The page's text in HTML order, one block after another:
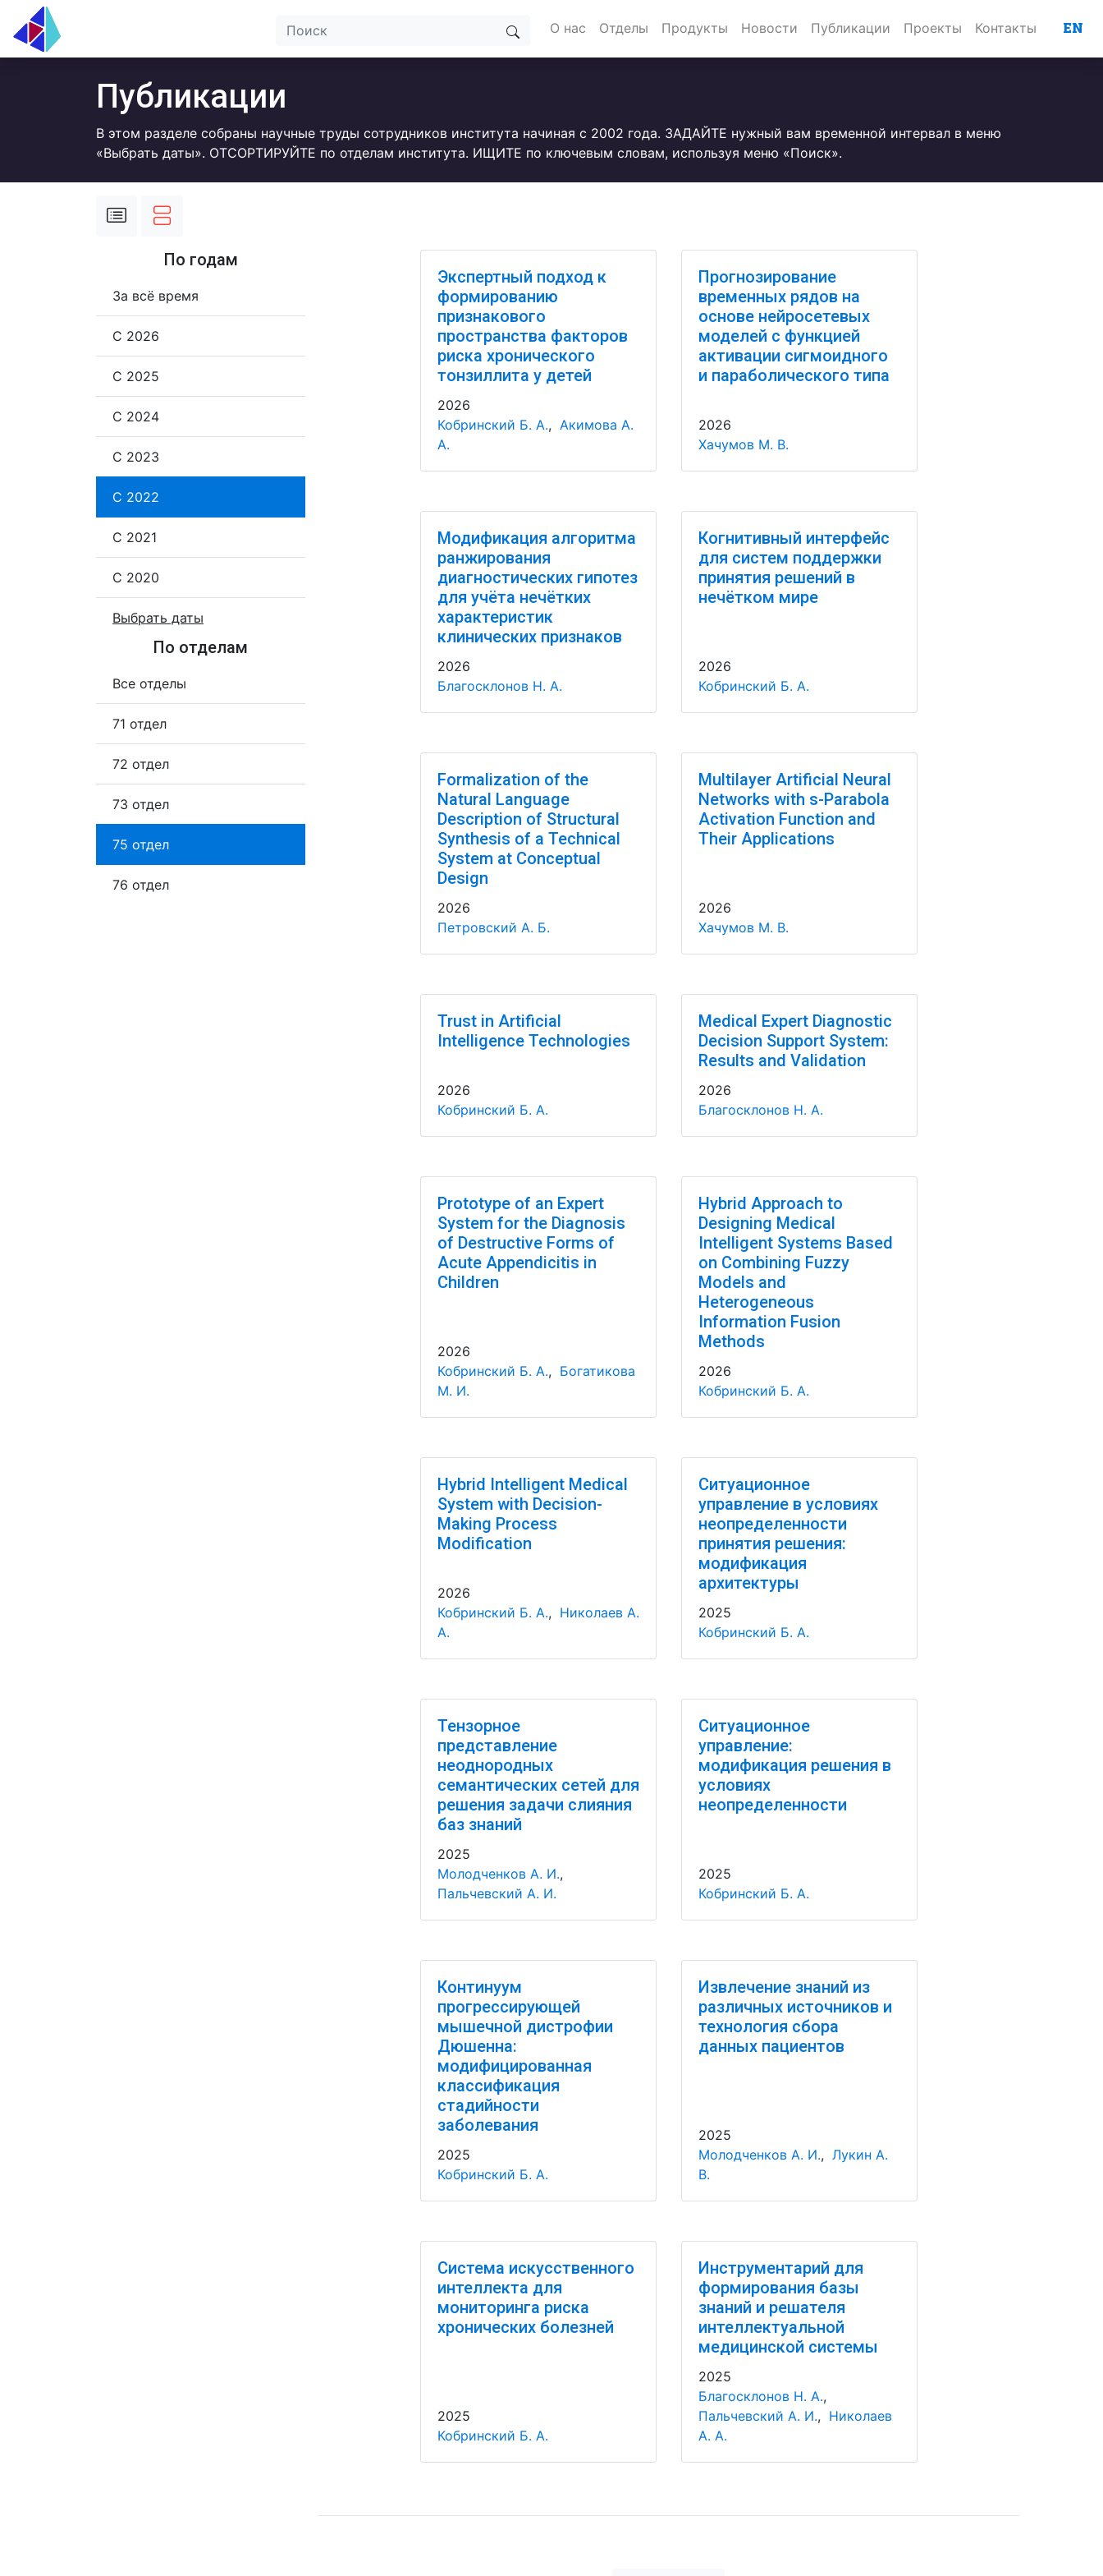
О нас Отделы Продукты Новости Публикации Проекты Контакты EN
Публикации
В этом разделе собраны научные труды сотрудников института начиная с 2002 года. ЗАДАЙТЕ нужный вам временной интервал в меню
«Выбрать даты». ОТСОРТИРУЙТЕ по отделам института. ИЩИТЕ по ключевым словам, используя меню «Поиск».
По годам
За всё время
С 2026
С 2025
С 2024
С 2023
С 2022
С 2021
С 2020
Выбрать даты
По отделам
Все отделы
71 отдел
72 отдел
73 отдел
75 отдел
76 отдел
Экспертный подход к
формированию
признакового
пространства факторов
риска хронического
тонзиллита у детей
2026
Кобринский Б. А., Акимова А.
А.
Прогнозирование
временных рядов на
основе нейросетевых
моделей с функцией
активации сигмоидного
и параболического типа
2026
Хачумов М. В.
Модификация алгоритма
ранжирования
диагностических гипотез
для учёта нечётких
характеристик
клинических признаков
2026
Благосклонов Н. А.
Когнитивный интерфейс
для систем поддержки
принятия решений в
нечётком мире
2026
Кобринский Б. А.
Formalization of the
Natural Language
Description of Structural
Synthesis of a Technical
System at Conceptual
Design
2026
Петровский А. Б.
Multilayer Artificial Neural
Networks with s-Parabola
Activation Function and
Their Applications
2026
Хачумов М. В.
Trust in Artificial
Intelligence Technologies
2026
Кобринский Б. А.
Medical Expert Diagnostic
Decision Support System:
Results and Validation
2026
Благосклонов Н. А.
Prototype of an Expert
System for the Diagnosis
of Destructive Forms of
Acute Appendicitis in
Children
2026
Кобринский Б. А., Богатикова
М. И.
Hybrid Approach to
Designing Medical
Intelligent Systems Based
on Combining Fuzzy
Models and
Heterogeneous
Information Fusion
Methods
2026
Кобринский Б. А.
Hybrid Intelligent Medical
System with Decision-
Making Process
Modification
2026
Кобринский Б. А., Николаев А.
А.
Ситуационное
управление в условиях
неопределенности
принятия решения:
модификация
архитектуры
2025
Кобринский Б. А.
Тензорное
представление
неоднородных
семантических сетей для
решения задачи слияния
баз знаний
2025
Молодченков А. И.,
Пальчевский А. И.
Ситуационное
управление:
модификация решения в
условиях
неопределенности
2025
Кобринский Б. А.
Континуум
прогрессирующей
мышечной дистрофии
Дюшенна:
модифицированная
классификация
стадийности
заболевания
2025
Кобринский Б. А.
Извлечение знаний из
различных источников и
технология сбора
данных пациентов
2025
Молодченков А. И., Лукин А.
В.
Система искусственного
интеллекта для
мониторинга риска
хронических болезней
2025
Кобринский Б. А.
Инструментарий для
формирования базы
знаний и решателя
интеллектуальной
медицинской системы
2025
Благосклонов Н. А.,
Пальчевский А. И., Николаев
А. А.